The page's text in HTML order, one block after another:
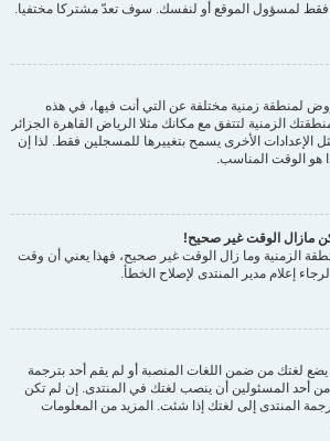
لمسؤول الموقع أو لنفسك. سوف تعدّ مشتركا مختفيا.
لمنطقة زمنية مختلفة عن التي أنت فيها، في هذه
الزمنية لتتفق مع مكانك مثلا الرياض القاهرة الجزائر
مثل الإعدادات الأخرى يسمح بتغييرها للمسجلين فقط. لذا إن
الوقت المناسب.
مازال الوقت غير صحيح!
الزمنية وما زال الوقت غير صحيح، فهذا يعني أن وقت
إعلام مدير المنتدى لإصلاح الخطأ.
لغتك من ضمن اللغات المنصبة أو لم يقم أحد بترجمة
أحد المسئولين أن ينصب لغتك في المنتدى. إن لم تكن
المنتدى إلى لغتك إذا شئت. المزيد من المعلومات